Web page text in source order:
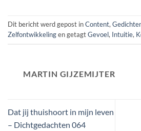
Dit bericht werd gepost inContent,
Zelfontwikkelingen getagtGevoel, Intuitie,
MARTIN GIJZEMIJTER
Dat jij thuishoort in mijn leven
– Dichtgedachten 064